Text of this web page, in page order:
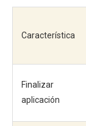
Característica
Finalizar
aplicación